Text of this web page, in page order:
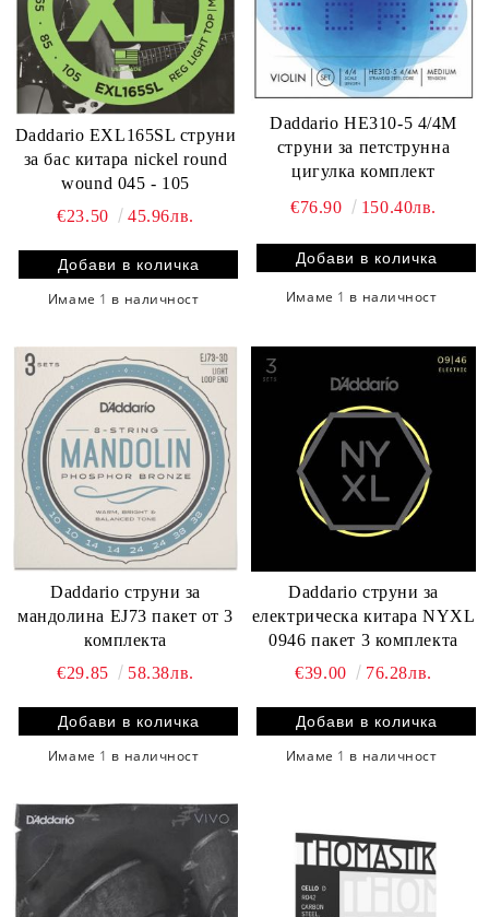
Daddario EXL165SL струни
за бас китара nickel round
wound 045 - 105
€23.50
45.96лв.
Имаме 1 в наличност
Daddario HE310-5 4/4M
струни за петструнна
цигулка комплект
€76.90
150.40лв.
Имаме 1 в наличност
Daddario струни за
мандолина EJ73 пакет от 3
комплекта
€29.85
58.38лв.
Имаме 1 в наличност
Daddario струни за
електрическа китара NYXL
0946 пакет 3 комплекта
€39.00
76.28лв.
Имаме 1 в наличност